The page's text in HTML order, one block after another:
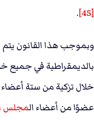
[45]
.
وبموجب هذا القانون
بالديمقراطية في جميع
خلال تزكية من ستة
عضوًا من أعضاء المجلس